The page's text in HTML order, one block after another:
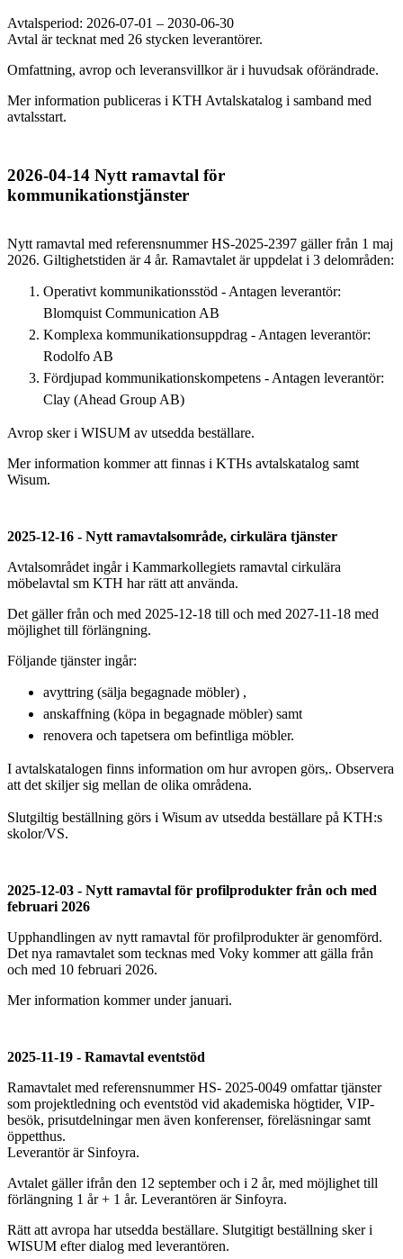
Avtalsperiod: 2026-07-01 – 2030-06-30
Avtal är tecknat med 26 stycken leverantörer.
Omfattning, avrop och leveransvillkor är i huvudsak oförändrade.
Mer information publiceras i KTH Avtalskatalog i samband med
avtalsstart.
2026-04-14 Nytt ramavtal för
kommunikationstjänster
Nytt ramavtal med referensnummer HS-2025-2397 gäller från 1 maj
2026. Giltighetstiden är 4 år. Ramavtalet är uppdelat i 3 delområden:
Operativt kommunikationsstöd - Antagen leverantör:
Blomquist Communication AB
Komplexa kommunikationsuppdrag - Antagen leverantör:
Rodolfo AB
Fördjupad kommunikationskompetens - Antagen leverantör:
Clay (Ahead Group AB)
Avrop sker i WISUM av utsedda beställare.
Mer information kommer att finnas i KTHs avtalskatalog samt
Wisum.
2025-12-16 - Nytt ramavtalsområde, cirkulära tjänster
Avtalsområdet ingår i Kammarkollegiets ramavtal cirkulära
möbelavtal sm KTH har rätt att använda.
Det gäller från och med 2025-12-18 till och med 2027-11-18 med
möjlighet till förlängning.
Följande tjänster ingår:
avyttring (sälja begagnade möbler) ,
anskaffning (köpa in begagnade möbler) samt
renovera och tapetsera om befintliga möbler.
I avtalskatalogen finns information om hur avropen görs,. Observera
att det skiljer sig mellan de olika områdena.
Slutgiltig beställning görs i Wisum av utsedda beställare på KTH:s
skolor/VS.
2025-12-03 - Nytt ramavtal för profilprodukter från och med
februari 2026
Upphandlingen av nytt ramavtal för profilprodukter är genomförd.
Det nya ramavtalet som tecknas med Voky kommer att gälla från
och med 10 februari 2026.
Mer information kommer under januari.
2025-11-19 - Ramavtal eventstöd
Ramavtalet med referensnummer HS- 2025-0049 omfattar tjänster
som projektledning och eventstöd vid akademiska högtider, VIP-
besök, prisutdelningar men även konferenser, föreläsningar samt
öppetthus.
Leverantör är Sinfoyra.
Avtalet gäller ifrån den 12 september och i 2 år, med möjlighet till
förlängning 1 år + 1 år. Leverantören är Sinfoyra.
Rätt att avropa har utsedda beställare. Slutgitigt beställning sker i
WISUM efter dialog med leverantören.